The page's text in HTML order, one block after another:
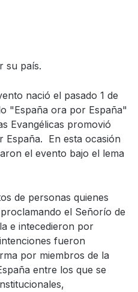
su país.
nació el pasado 1 de
"España ora por España"
Evangélicas promovió
España. En esta ocasión
el evento bajo el lema
de personas quienes
el Señorío de
e intecedieron por
fueron
por miembros de la
entre los que se